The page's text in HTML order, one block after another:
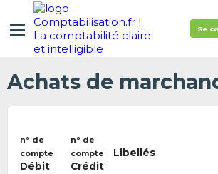
Se
Achats de
n° de
compte
Débit
n° de
compte
Crédit
Libellés